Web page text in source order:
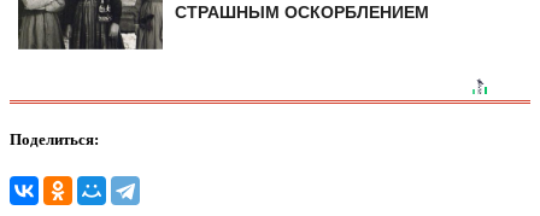
СТРАШНЫМ ОСКОРБЛЕНИЕМ
Поделиться: